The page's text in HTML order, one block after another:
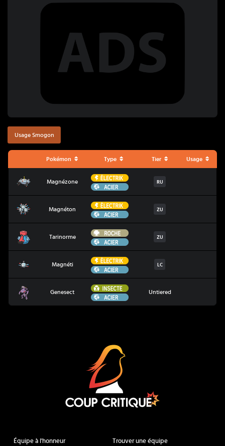
Usage Smogon
Pokémon Type Tier Usage
Magnézone
Électrik
Acier
RU
Magnéton
Électrik
Acier
ZU
Tarinorme
Roche
Acier
ZU
Magnéti
Électrik
Acier
LC
Genesect
Insecte
Acier
Untiered
Équipe à l'honneur Trouver une équipe